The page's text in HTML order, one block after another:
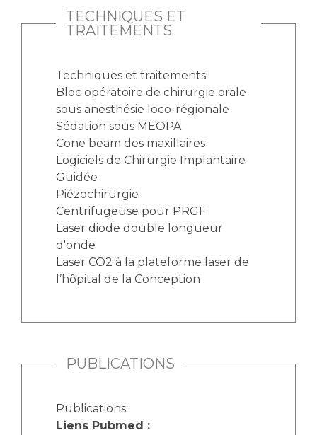
TECHNIQUES ET
TRAITEMENTS
Techniques et traitements:
Bloc opératoire de chirurgie orale
sous anesthésie loco-régionale
Sédation sous MEOPA
Cone beam des maxillaires
Logiciels de Chirurgie Implantaire
Guidée
Piézochirurgie
Centrifugeuse pour PRGF
Laser diode double longueur
d'onde
Laser CO2 à la plateforme laser de
l’hôpital de la Conception
PUBLICATIONS
Publications:
Liens Pubmed :